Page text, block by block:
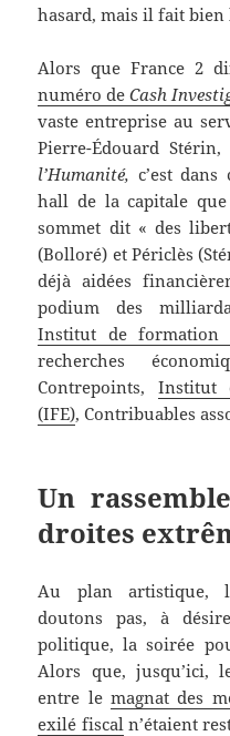
hasard, mais il fait bien
Alors que France 2
numéro deCash
vaste entreprise au
Pierre-Édouard Stérin,
l’Humanité, c’est
hall de la capitale
sommet dit « des
(Bolloré) et Périclès
déjà aidées
podium des
Institut de formation
recherches
Contrepoints, Institut
(IFE), Contribuables
Un
droites
Au plan artistique,
doutons pas, à
politique, la soirée
Alors que, jusqu’ici,
entre le magnat des
exilé fiscal n’étaient